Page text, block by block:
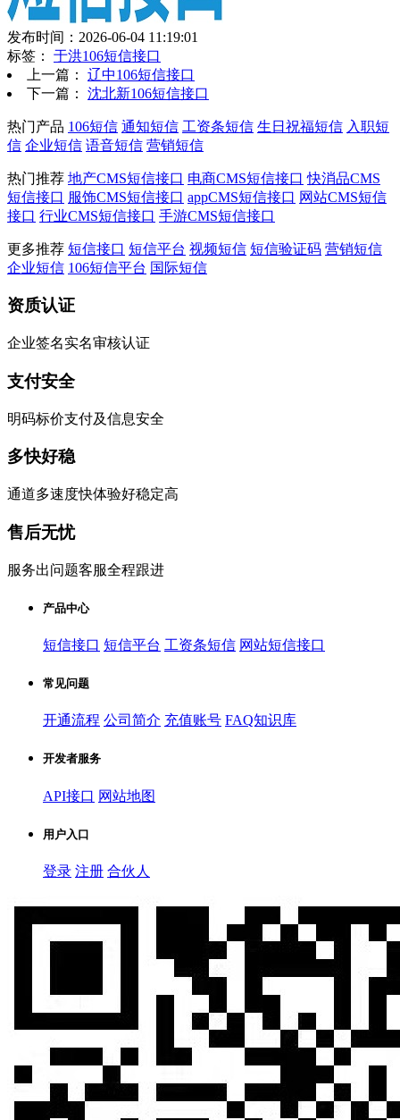
发布时间：2026-06-04 11:19:01
标签： 于洪106短信接口
上一篇： 辽中106短信接口
下一篇： 沈北新106短信接口
热门产品 106短信 通知短信 工资条短信 生日祝福短信 入职短
信 企业短信 语音短信 营销短信
热门推荐 地产CMS短信接口 电商CMS短信接口 快消品CMS
短信接口 服饰CMS短信接口 appCMS短信接口 网站CMS短信
接口 行业CMS短信接口 手游CMS短信接口
更多推荐 短信接口 短信平台 视频短信 短信验证码 营销短信
企业短信 106短信平台 国际短信
资质认证
企业签名实名审核认证
支付安全
明码标价支付及信息安全
多快好稳
通道多速度快体验好稳定高
售后无忧
服务出问题客服全程跟进
产品中心
短信接口 短信平台 工资条短信 网站短信接口
常见问题
开通流程 公司简介 充值账号 FAQ知识库
开发者服务
API接口 网站地图
用户入口
登录 注册 合伙人